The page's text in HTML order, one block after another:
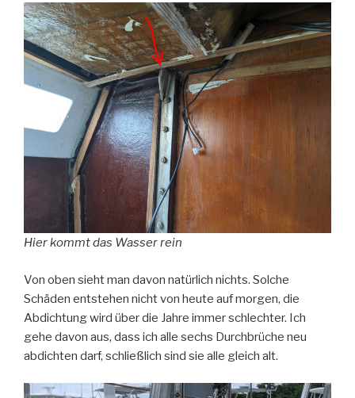
Hier kommt das Wasser rein
Von oben sieht man davon natürlich nichts. Solche
Schäden entstehen nicht von heute auf morgen, die
Abdichtung wird über die Jahre immer schlechter. Ich
gehe davon aus, dass ich alle sechs Durchbrüche neu
abdichten darf, schließlich sind sie alle gleich alt.